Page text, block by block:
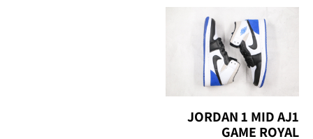
JORDAN 1 MID AJ1
GAME ROYAL